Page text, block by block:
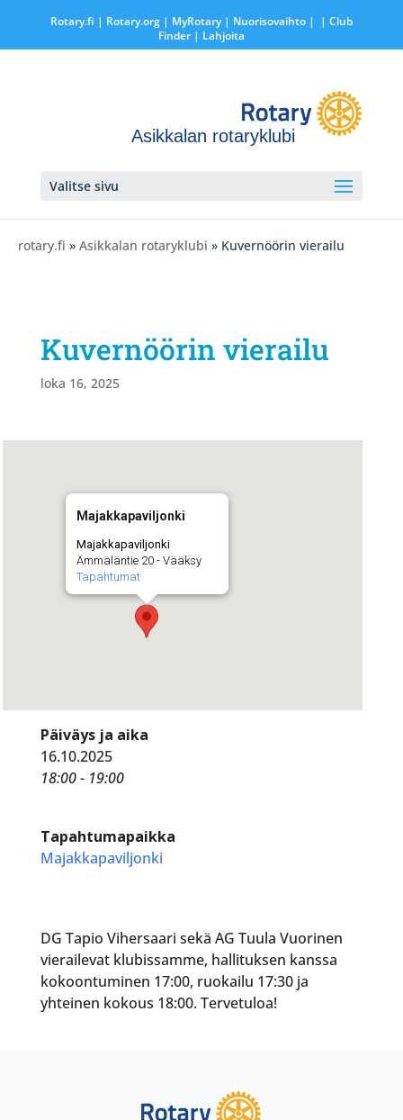
Rotary.fi | Rotary.org| MyRotary | Nuorisovaihto|
| Club
Finder| Lahjoita
Asikkalan rotaryklubi
Valitse sivu
rotary.fi » Asikkalan rotaryklubi » Kuvernöörin vierailu
Kuvernöörin vierailu
loka 16, 2025
Majakkapaviljonki
Majakkapaviljonki
Ämmäläntie 20 - Vääksy
Tapahtumat
Päiväys ja aika
16.10.2025
18:00 - 19:00
Tapahtumapaikka
Majakkapaviljonki
DG Tapio Vihersaari sekä AG Tuula Vuorinen
vierailevat klubissamme, hallituksen kanssa
kokoontuminen 17:00, ruokailu 17:30 ja
yhteinen kokous 18:00. Tervetuloa!